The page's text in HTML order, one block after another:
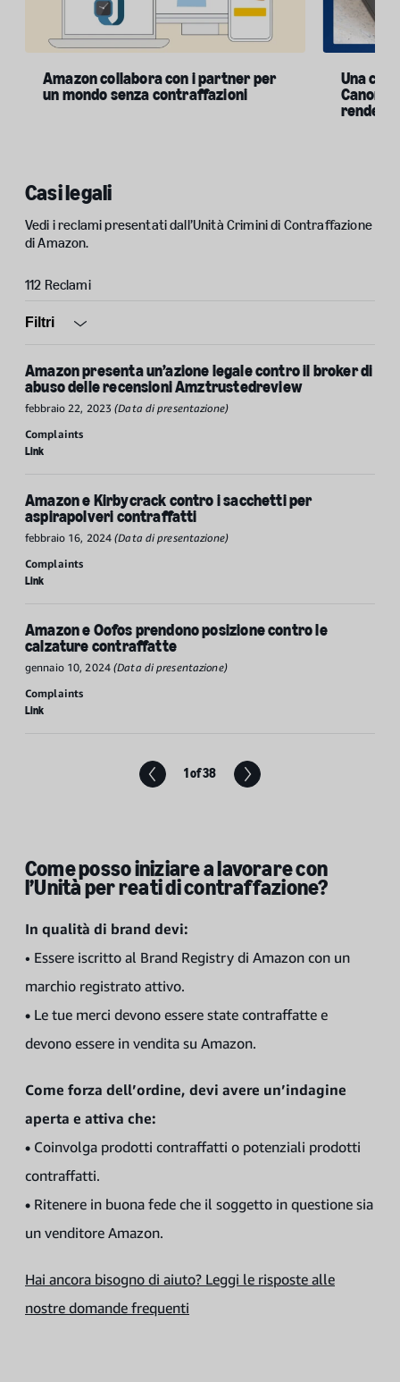
Amazon collabora con i partner per
un mondo senza contraffazioni
Una
Canon
rendere
Casi legali
Vedi i reclami presentati dall’Unità Crimini di Contraffazione
di Amazon.
112 Reclami
Open
Filtri
Amazon presenta un’azione legale contro il broker di
abuso delle recensioni Amztrustedreview
febbraio 22, 2023(Data di presentazione)
Complaints
Link
Amazon e Kirbycrack contro i sacchetti per
aspirapolveri contraffatti
febbraio 16, 2024(Data di presentazione)
Complaints
Link
Amazon e Oofos prendono posizione contro le
calzature contraffatte
gennaio 10, 2024(Data di presentazione)
Complaints
Link
1 of 38 Next
Come posso iniziare a lavorare con
l’Unità per reati di contraffazione?
In qualità di brand devi:
• Essere iscritto al Brand Registry di Amazon con un
marchio registrato attivo.
• Le tue merci devono essere state contraffatte e
devono essere in vendita su Amazon.
Come forza dell’ordine, devi avere un’indagine
aperta e attiva che:
• Coinvolga prodotti contraffatti o potenziali prodotti
contraffatti.
• Ritenere in buona fede che il soggetto in questione sia
un venditore Amazon.
Hai ancora bisogno di aiuto? Leggi le risposte alle
nostre domande frequenti